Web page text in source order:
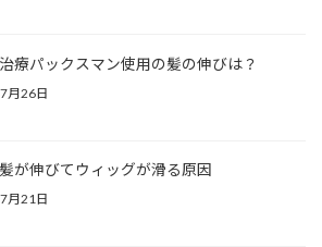
療パックスマン使用の髪の伸びは？
月26日
が伸びてウィッグが滑る原因
月21日